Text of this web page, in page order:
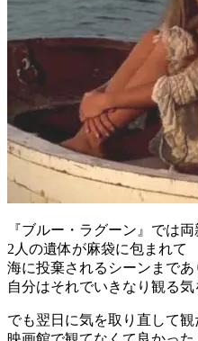
『ブルー・ラグーン』では
2人の遺体が麻袋に包まれて
海に投棄されるシーンまであ
自分はそれでいきなり観る気
でも翌日に気を取り直して観